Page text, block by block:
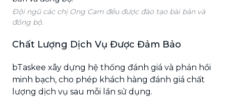
Đội ngũ các chị Ong Cam đều được đào tạo bài bản và
đồng bộ.
Chất Lượng Dịch Vụ Được Đảm Bảo
bTaskee xây dựng hệ thống đánh giá và phản hồi
minh bạch, cho phép khách hàng đánh giá chất
lượng dịch vụ sau mỗi lần sử dụng.